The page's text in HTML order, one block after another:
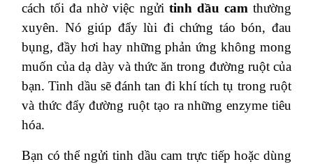
cách tối đa nhờ việc ngửi tinh dầu camthường
xuyên. Nó giúp đẩy lùi đi chứng táo bón, đau
bụng, đầy hơi hay những phản ứng không mong
muốn của dạ dày và thức ăn trong đường ruột của
bạn. Tinh dầu sẽ đánh tan đi khí tích tụ trong ruột
và thức đẩy đường ruột tạo ra những enzyme tiêu
hóa.
Bạn có thể ngửi tinh dầu cam trực tiếp hoặc dùng